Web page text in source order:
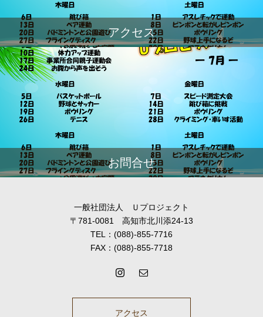
アクセス
お問合せ
一般社団法人 Ｕプロジェクト
〒781-0081 高知市北川添24-13
TEL：(088)-855-7716
FAX：(088)-855-7718
アクセス